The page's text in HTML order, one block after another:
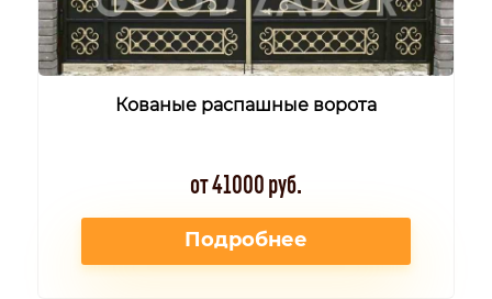
Кованые распашные ворота
от 41000 руб.
Подробнее